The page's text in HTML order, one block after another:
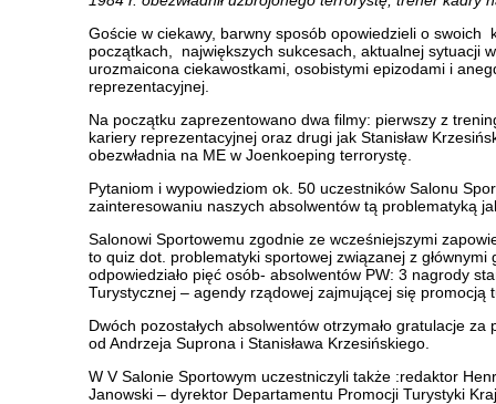
Goście w ciekawy, barwny sposób opowiedzieli o swoich
początkach, największych sukcesach, aktualnej sytuacji
urozmaicona ciekawostkami, osobistymi epizodami i
reprezentacyjnej.
Na początku zaprezentowano dwa filmy: pierwszy z
kariery reprezentacyjnej oraz drugi jak Stanisław
obezwładnia na ME w Joenkoeping terrorystę.
Pytaniom i wypowiedziom ok. 50 uczestników Salonu
zainteresowaniu naszych absolwentów tą problematyką
Salonowi Sportowemu zgodnie ze wcześniejszymi
to quiz dot. problematyki sportowej związanej z
odpowiedziało pięć osób- absolwentów PW: 3 nagrody
Turystycznej – agendy rządowej zajmującej się promocją
Dwóch pozostałych absolwentów otrzymało gratulacje
od Andrzeja Suprona i Stanisława Krzesińskiego.
W V Salonie Sportowym uczestniczyli także :redaktor
Janowski – dyrektor Departamentu Promocji Turystyki